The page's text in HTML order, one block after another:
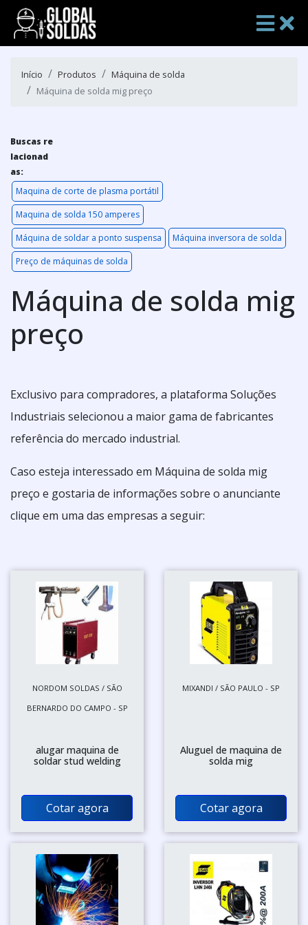
Início Produtos
Máquina de solda
Máquina de solda mig preço
Buscas re
lacionad
as:
Maquina de corte de plasma portátil
Maquina de solda 150 amperes
Máquina de soldar a ponto suspensa
Máquina inversora de solda
Preço de máquinas de solda
Máquina de solda mig
preço
Exclusivo para compradores, a plataforma Soluções
Industriais selecionou a maior gama de fabricantes
referência do mercado industrial.
Caso esteja interessado em Máquina de solda mig
preço e gostaria de informações sobre o anunciante
clique em uma das empresas a seguir:
NORDOM SOLDAS / SÃO
BERNARDO DO CAMPO - SP
alugar maquina de
soldar stud welding
Cotar agora
MIXANDI / SÃO PAULO - SP
Aluguel de maquina de
solda mig
Cotar agora